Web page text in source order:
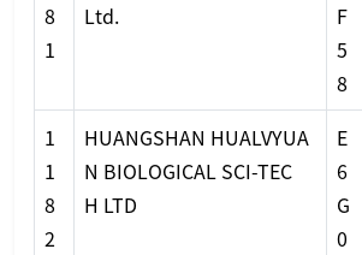
8
1
Ltd.
F
5
8
1
1
8
2
HUANGSHAN HUALVYUA
N BIOLOGICAL SCI-TEC
H LTD
E
6
G
0